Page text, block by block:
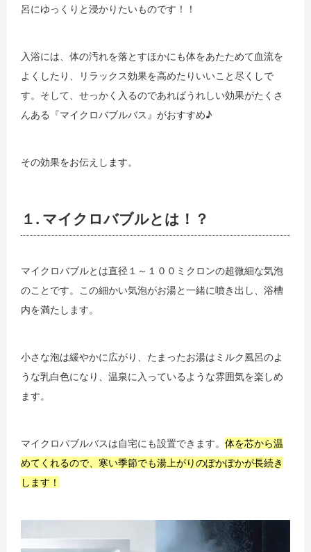
呂にゆっくりと浸かりたいものです！！
入浴には、体の汚れを落とすほかにも体をあたためて血流を
よくしたり、リラックス効果を高めたりいいこと尽くしで
す。そして、せっかく入るのであればうれしい効果がたくさ
んある『マイクロバブルバス』がおすすめ♪
その効果をお伝えします。
１. マイクロバブルとは！？
マイクロバブルとは直径１～１００ミクロンの超微細な気泡
のことです。この細かい気泡がお湯と一緒に噴き出し、浴槽
内を満たします。
小さな泡は緩やかに広がり、たまったお湯はミルク風呂のよ
うな乳白色になり、温泉に入っているような雰囲気を楽しめ
ます。
マイクロバブルバスは自宅にも設置できます。 体を芯から温
めてくれるので、寒い季節でも湯上がりのぽかぽかが長続き
します！